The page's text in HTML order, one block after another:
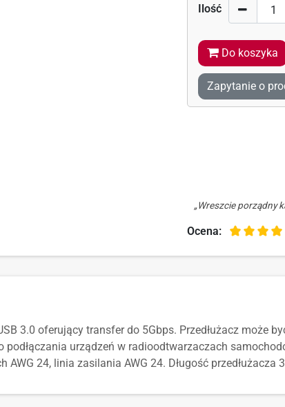
Ilość
Do koszyka
Zapytanie o
„Wreszcie porządny
Ocena:
3.0 oferujący transfer do 5Gbps. Przedłużacz może
podłączania urządzeń w radioodtwarzaczach
24, linia zasilania AWG 24. Długość przedłużacza